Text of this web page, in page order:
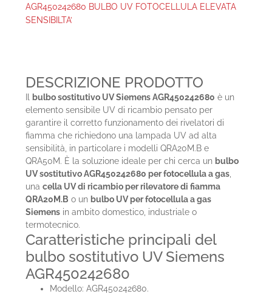
AGR450242680 BULBO UV FOTOCELLULA ELEVATA
SENSIBILTA’
DESCRIZIONE PRODOTTO
Ilbulbo sostitutivo UV Siemens AGR450242680 è un
elemento sensibile UV di ricambio pensato per
garantire il corretto funzionamento dei rivelatori di
fiamma che richiedono una lampada UV ad alta
sensibilità, in particolare i modelli QRA20M.B e
QRA50M. È la soluzione ideale per chi cerca unbulbo
UV sostitutivo AGR450242680 per fotocellula a gas
unacella UV di ricambio per rilevatore di fiamma
QRA20M.B o unbulbo UV per fotocellula a gas
Siemens in ambito domestico, industriale o
termotecnico.
Caratteristiche principali del
bulbo sostitutivo UV Siemens
AGR450242680
Modello: AGR450242680.